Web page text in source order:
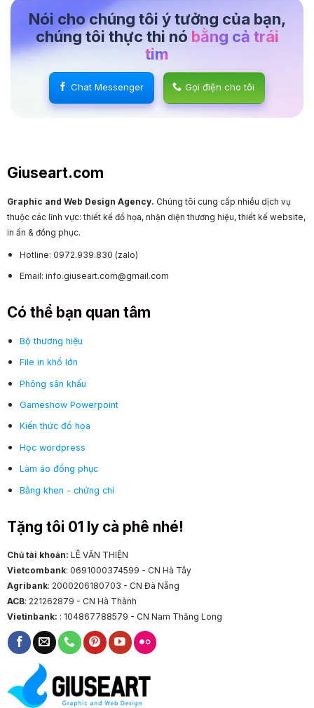
Nói cho chúng tôi ý tưởng của bạn,
chúng tôi thực thi nó bằng cả trái
tim
Chat Messenger Gọi điện cho tôi
Giuseart.com
Graphic and Web Design Agency. Chúng tôi cung cấp nhiều dịch vụ
thuộc các lĩnh vực: thiết kế đồ họa, nhận diện thương hiệu, thiết kế website,
in ấn & đồng phục.
Hotline: 0972.939.830 (zalo)
Email: info.giuseart.com@gmail.com
Có thể bạn quan tâm
Bộ thương hiệu
File in khổ lớn
Phông sân khấu
Gameshow Powerpoint
Kiến thức đồ họa
Học wordpress
Làm áo đồng phục
Bằng khen - chứng chỉ
Tặng tôi 01 ly cà phê nhé!
Chủ tài khoản: LÊ VĂN THIỆN
Vietcombank: 0691000374599 - CN Hà Tây
Agribank: 2000206180703 - CN Đà Nẵng
ACB: 221262879 - CN Hà Thành
Vietinbank: : 104867788579 - CN Nam Thăng Long